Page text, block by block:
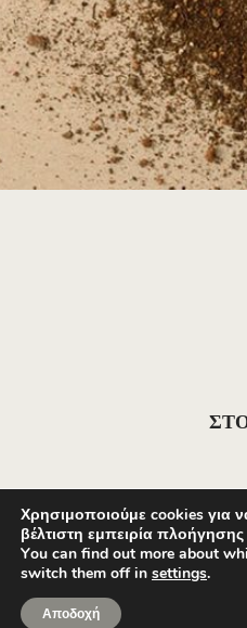
Χρησιμοποιούμε cookies για
βέλτιστη εμπειρία
You can find out more about
switch them off in settings.
Αποδοχή